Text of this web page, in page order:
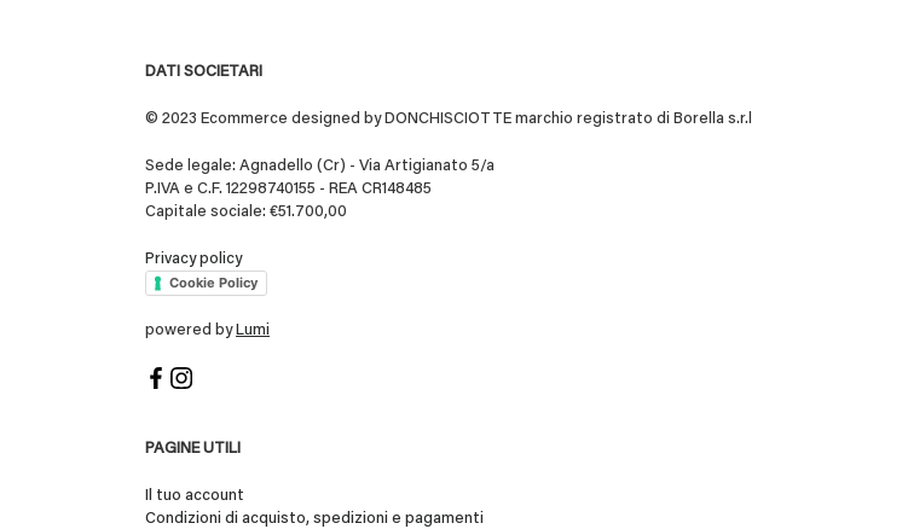
DATI SOCIETARI
© 2023 Ecommerce designed by DONCHISCIOTTE marchio registrato di Borella s.r.l
Sede legale: Agnadello (Cr) - Via Artigianato 5/a
P.IVA e C.F. 12298740155 - REA CR148485
Capitale sociale: €51.700,00
Privacy policy
Cookie Policy
powered by Lumi
PAGINE UTILI
Il tuo account
Condizioni di acquisto, spedizioni e pagamenti